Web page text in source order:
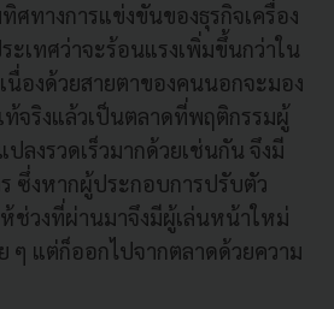
ทางการแข่งขันของธุรกิจเครื่อง
ะเทศว่าจะร้อนแรงเพิ่มขึ้นกว่าใน
นื่องด้วยสายตาของคนนอกจะมอง
ท้จริงแล้วเป็นตลาดที่พฤติกรรมผู้
ลงรวดเร็วมากด้วยเช่นกัน จึงมี
ซึ่งหากผู้ประกอบการปรับตัว
ช่วงที่ผ่านมาจึงมีผู้เล่นหน้าใหม่
ๆ แต่ก็ออกไปจากตลาดด้วยความ